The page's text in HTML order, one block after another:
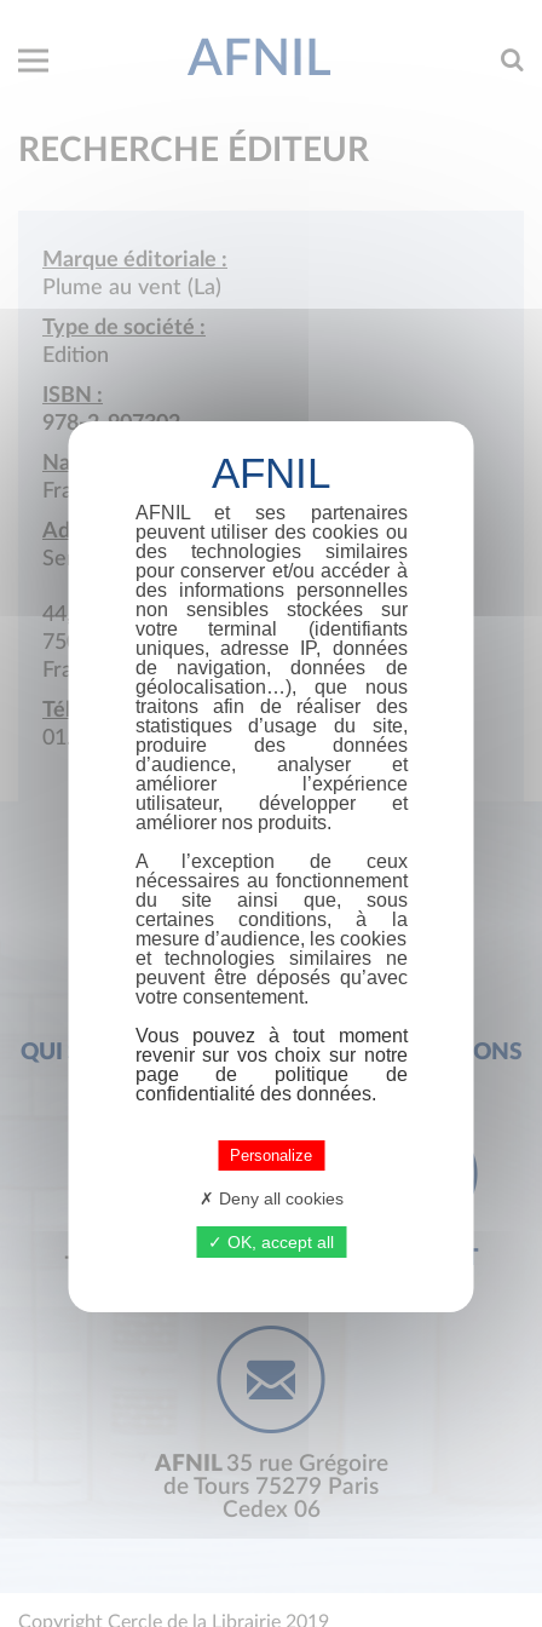
AFNIL
RECHERCHE ÉDITEUR
Marque éditoriale :
Plume au vent (La)
Type de société :
Edition
ISBN :
978-2-907302
Nationalité :
France
Adresse :
Service commercial
44, av. d'Iéna
75016 Paris
France
Téléphone :
01.40.70.90.33
QUI SOMMES-NOUS ?FOIRE AUX QUESTIONS
+33 (0) 1 44 41 29 19 CONTACT
AFNIL 35 rue Grégoire
de Tours 75279 Paris
Cedex 06
Copyright Cercle de la Librairie 2019
AFNIL et ses partenaires
peuvent utiliser des cookies ou
des technologies similaires
pour conserver et/ou accéder à
des informations personnelles
non sensibles stockées sur
votre terminal (identifiants
uniques, adresse IP, données
de navigation, données de
géolocalisation…), que nous
traitons afin de réaliser des
statistiques d’usage du site,
produire des données
d’audience, analyser et
améliorer l’expérience
utilisateur, développer et
améliorer nos produits.
A l’exception de ceux
nécessaires au fonctionnement
du site ainsi que, sous
certaines conditions, à la
mesure d’audience, les cookies
et technologies similaires ne
peuvent être déposés qu’avec
votre consentement.
Vous pouvez à tout moment
revenir sur vos choix sur notre
page de politique de
confidentialité des données.
Personalize
Deny all cookies
OK, accept all